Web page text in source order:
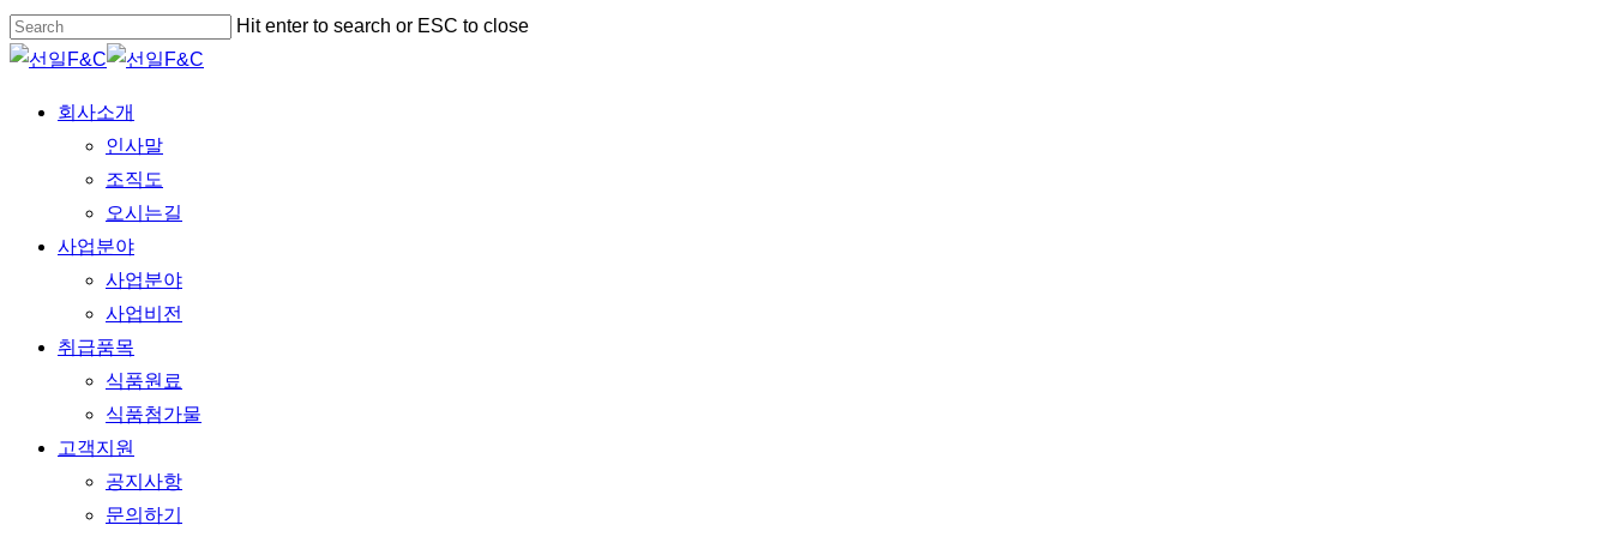
Skip
to
content
Hit enter to search or ESC to close
Close
Menu
회사소개
인사말
조직도
오시는길
사업분야
사업분야
사업비전
취급품목
식품원료
식품첨가물
고객지원
공지사항
문의하기